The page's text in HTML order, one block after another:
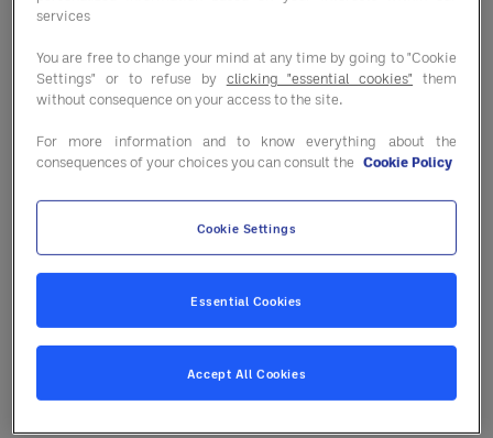
Entegra 2024, uno strumento
pensato per offrirti tutte le
sulla nostra rete di fornitori in
Al suo interno troverai i
dettagli sui nostri fornitori:
contatti, servizi offerti e i loro
principali punti di forza, che li
services
You are free to change your mind at any time by going to "Cookie
Settings" or to refuse by clicking "essential cookies" them
without consequence on your access to the site.
For more information and to know everything about the
consequences of your choices you can consult the Cookie Policy
Cookie Settings
Essential Cookies
Accept All Cookies